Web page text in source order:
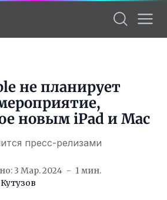
не планирует
новым iPad и Mac
пресс-релизами
3 Мар. 2024
1 мин.